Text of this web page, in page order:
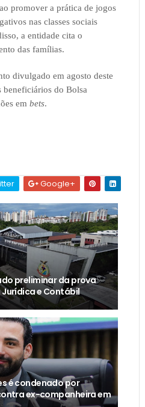
promover a prática de jogos
nas classes sociais
a entidade cita o
das famílias.
divulgado em agosto deste
beneficiários do Bolsa
em bets.
Google+
preliminar da prova
e Contábil
é condenado por
ex-companheira em